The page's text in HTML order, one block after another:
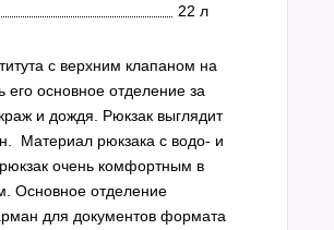
22 л
с верхним клапаном на
его основное отделение за
и дождя. Рюкзак выглядит
Материал рюкзака с водо- и
очень комфортным в
Основное отделение
для документов формата